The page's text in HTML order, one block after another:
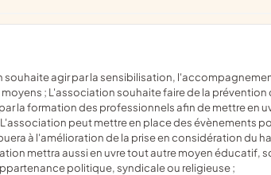
; L'association souhaite faire de la
formation des professionnels afin de mettre en
peut mettre en place des évènements
à l'amélioration de la prise en considération du
mettra aussi en uvre tout autre moyen éducatif,
politique, syndicale ou religieuse ;